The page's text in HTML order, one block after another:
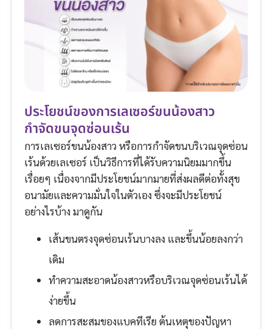
ประโยชน์ของการเลเซอร์ขนน้องสาว
กำจัดขนจุดซ่อนเร้น
การเลเซอร์ขนน้องสาว หรือการกำจัดขนบริเวณจุดซ่อน
เร้นด้วยเลเซอร์ เป็นวิธีการที่ได้รับความนิยมมากขึ้น
เรื่อยๆ เนื่องจากมีประโยชน์มากมายที่ส่งผลดีต่อทั้งสุข
อนามัยและความมั่นใจในตัวเอง ซึ่งจะมีประโยชน์
อย่างไรบ้าง มาดูกัน
เส้นขนตรงจุดซ่อนเร้นบางลง และขึ้นน้อยลงกว่า
เดิม
ทำความสะอาดน้องสาวหรือบริเวณจุดซ่อนเร้นได้
ง่ายขึ้น
ลดการสะสมของแบคทีเรีย ต้นเหตุของปัญหา